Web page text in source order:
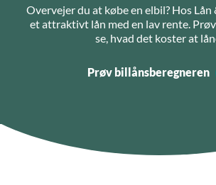
Overvejer du at købe en elbil? Hos Lån
et attraktivt lån med en lav rente.
se, hvad det koster at
Prøv billånsberegneren